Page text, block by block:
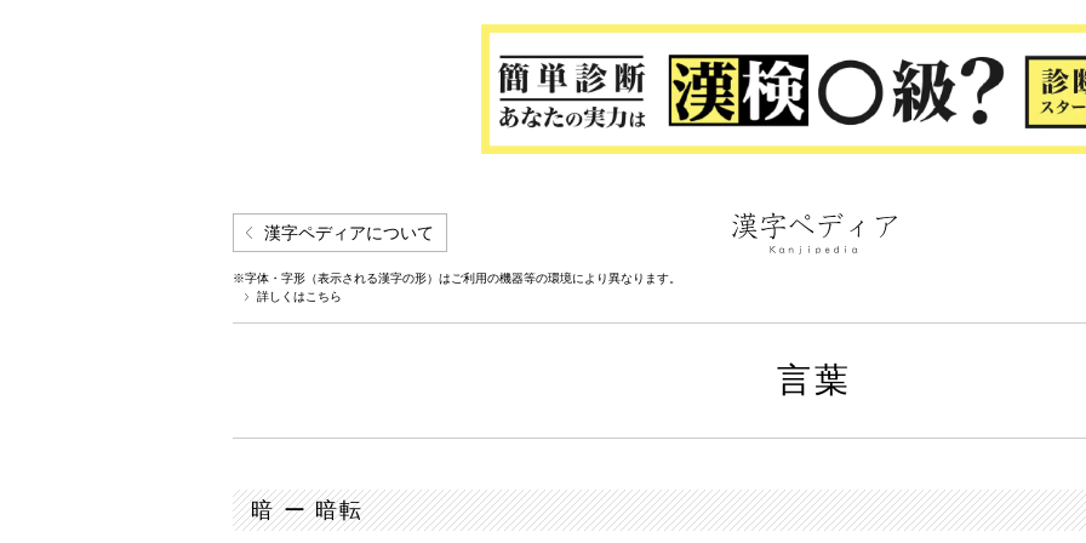
漢字ペディアについて
※字体・字形（表示される漢字の形）はご利用の機器等の環境により異なります。
詳しくはこちら
言葉
暗 ー 暗転